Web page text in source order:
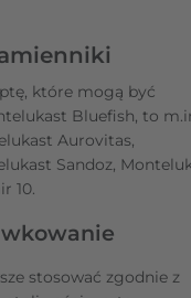
które mogą być
Bluefish, to
Aurovitas,
Sandoz,
10.
stosować zgodnie z